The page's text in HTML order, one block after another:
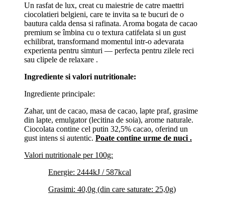
Un rasfat de lux, creat cu maiestrie de catre maettri
ciocolatieri belgieni, care te invita sa te bucuri de o
bautura calda densa si rafinata. Aroma bogata de cacao
premium se îmbina cu o textura catifelata si un gust
echilibrat, transformand momentul intr-o adevarata
experienta pentru simturi — perfecta pentru zilele reci
sau clipele de relaxare .
Ingrediente si valori nutritionale:
Ingrediente principale:
Zahar, unt de cacao, masa de cacao, lapte praf, grasime
din lapte, emulgator (lecitina de soia), arome naturale.
Ciocolata contine cel putin 32,5% cacao, oferind un
gust intens si autentic. Poate contine urme de nuci .
Valori nutritionale per 100g:
Energie: 2444kJ / 587kcal
Grasimi: 40,0g (din care saturate: 25,0g)